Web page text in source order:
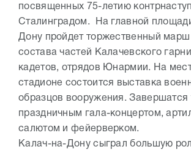
посвященных 75-летию
Сталинградом. На главной
Дону пройдет торжественный марш
состава частей Калачевского
кадетов, отрядов Юнармии. На
стадионе состоится выставка
образцов вооружения. Завершатся
праздничным гала-концертом,
салютом и фейерверком.
Калач-на-Дону сыграл большую